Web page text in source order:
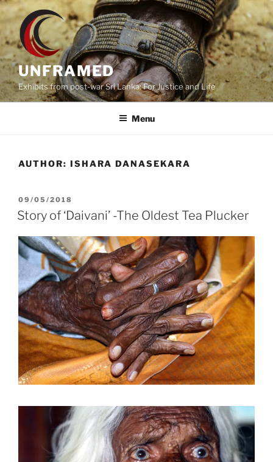
Skip
to
content
UNFRAMED
Exhibits from post-war Sri Lanka: For Justice and Life
Menu
AUTHOR: ISHARA DANASEKARA
POSTED
ON
09/05/2018
Story of ‘Daivani’ -The Oldest Tea Plucker